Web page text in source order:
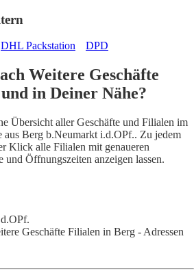
DHL Packstation DPD
Weitere Geschäfte
in Deiner Nähe?
Übersicht aller Geschäfte und Filialen im
aus Berg b.Neumarkt i.d.OPf.. Zu jedem
Klick alle Filialen mit genaueren
Öffnungszeiten anzeigen lassen.
Geschäfte Filialen in Berg - Adressen